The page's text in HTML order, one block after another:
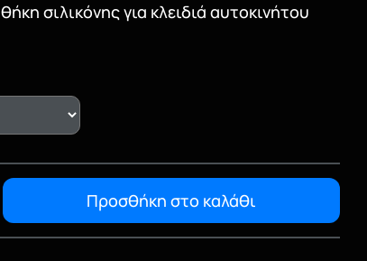
σιλικόνης για κλειδιά αυτοκινήτου
Προσθήκη στο καλάθι